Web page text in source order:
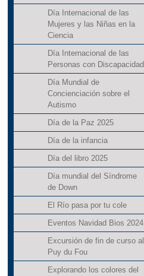
Día Internacional de las
Mujeres y las Niñas en la
Ciencia
Día Internacional de las
Personas con Discapacidad
Día Mundial de
Concienciación sobre el
Autismo
Día de la Paz 2025
Día de la infancia
Día del libro 2025
Día mundial del Síndrome
de Down
El Río pasa por tu cole
Eventos Navidad Bios 2024
Excursión de fin de curso al
Puy du Fou
Explorando los colores del